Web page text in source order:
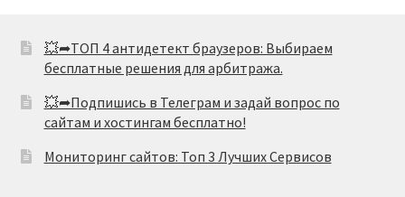
💥➦ТОП 4 антидетект браузеров: Выбираем
бесплатные решения для арбитража.
💥➦Подпишись в Телеграм и задай вопрос по
сайтам и хостингам бесплатно!
Мониторинг сайтов: Топ 3 Лучших Сервисов